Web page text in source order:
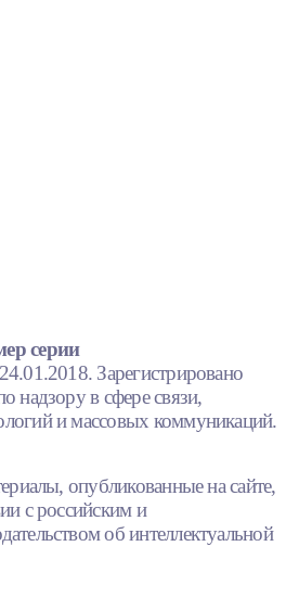
серии
Зарегистрировано
надзору в сфере связи,
и массовых коммуникаций.
опубликованные на сайте,
с российским и
об интеллектуальной